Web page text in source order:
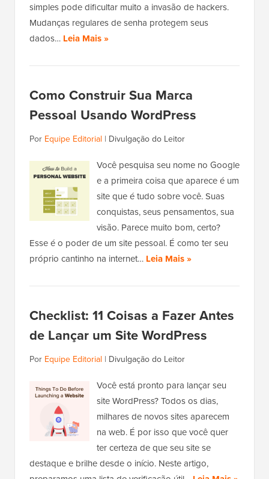
simples pode dificultar muito a invasão de hackers.
Mudanças regulares de senha protegem seus
dados… Leia Mais »
Como Construir Sua Marca
Pessoal Usando WordPress
Por Equipe Editorial | Divulgação do Leitor
Você pesquisa seu nome no Google
e a primeira coisa que aparece é um
site que é tudo sobre você. Suas
conquistas, seus pensamentos, sua
visão. Parece muito bom, certo?
Esse é o poder de um site pessoal. É como ter seu
próprio cantinho na internet… Leia Mais »
Checklist: 11 Coisas a Fazer Antes
de Lançar um Site WordPress
Por Equipe Editorial | Divulgação do Leitor
Você está pronto para lançar seu
site WordPress? Todos os dias,
milhares de novos sites aparecem
na web. É por isso que você quer
ter certeza de que seu site se
destaque e brilhe desde o início. Neste artigo,